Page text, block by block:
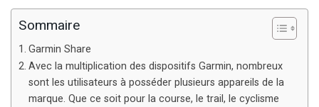
Sommaire
Garmin Share
Avec la multiplication des dispositifs Garmin, nombreux
sont les utilisateurs à posséder plusieurs appareils de la
marque. Que ce soit pour la course, le trail, le cyclisme